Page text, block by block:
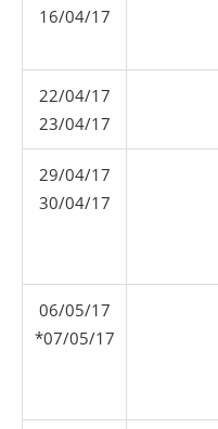
16/04/17
22/04/17
23/04/17
29/04/17
30/04/17
06/05/17
*07/05/17